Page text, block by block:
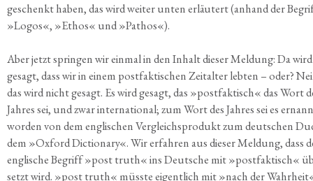
geschenkt haben, das wird wei­ter unten erläu­tert (anhand der
»Logos«, »Ethos« und »Pathos«).
Aber jetzt sprin­gen wir ein­mal in den Inhalt die­ser Mel­dung: Da wird
gesagt, dass wir in einem post­fak­ti­schen Zeit­al­ter leb­ten – oder?
das wird nicht gesagt. Es wird gesagt, das »post­fak­tisch« das Wort
Jah­res sei, und zwar inter­na­tio­nal; zum Wort des Jah­res sei es
wor­den von dem eng­li­schen Ver­gleichs­pro­dukt zum deut­schen
dem »Oxford Dic­tion­a­ry«. Wir erfah­ren aus die­ser Mel­dung, dass
eng­li­sche Begriff »post truth« ins Deut­sche mit »post­fak­tisch«
setzt wird. »post truth« müss­te eigent­lich mit »nach der